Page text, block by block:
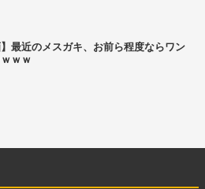
】最近のメスガキ、お前ら程度ならワン
ｗｗ